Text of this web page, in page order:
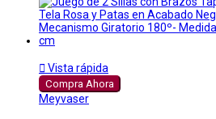
 Vista rápida
Compra Ahora
Meyvaser